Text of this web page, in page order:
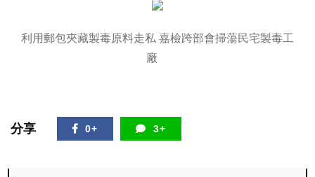
利用郵包夾藏製毒原料走私 嘉檢跨部會掃蕩民宅製毒工
廠
分享 0+ 3+